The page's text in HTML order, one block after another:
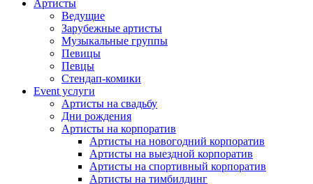
Артисты
Ведущие
Зарубежные артисты
Музыкальные группы
Певицы
Певцы
Стендап-комики
Event услуги
Артисты на свадьбу
Дни рождения
Артисты на корпоратив
Артисты на новогодний корпоратив
Артисты на выездной корпоратив
Артисты на спортивный корпоратив
Артисты на тимбилдинг